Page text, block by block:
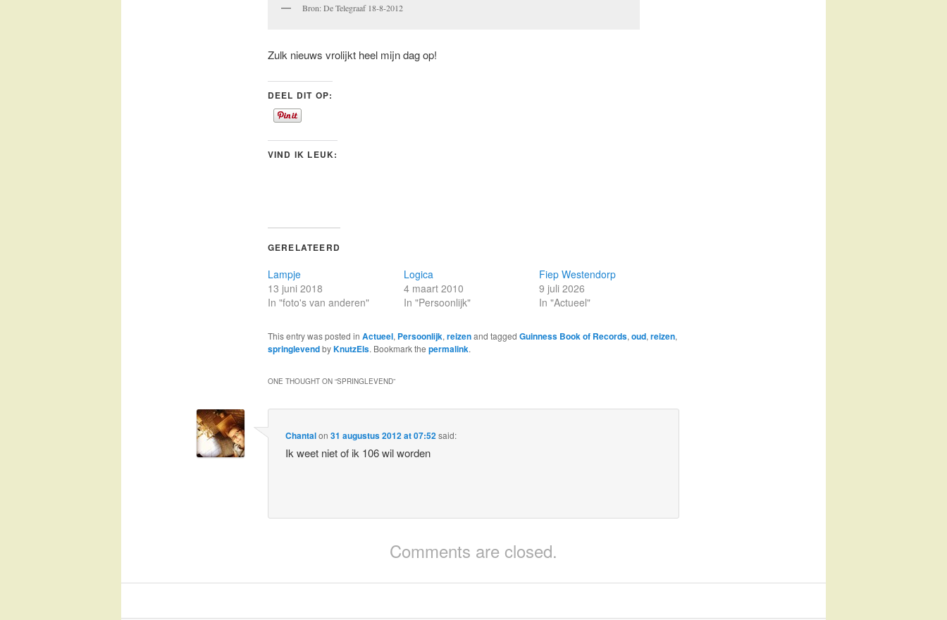
Bron: De Telegraaf 18-8-2012
Zulk nieuws vrolijkt heel mijn dag op!
DEEL DIT OP:
VIND IK LEUK:
GERELATEERD
Lampje
13 juni 2018
In "foto's van anderen"
Logica
4 maart 2010
In "Persoonlijk"
Fiep Westendorp
9 juli 2026
In "Actueel"
This entry was posted in Actueel, Persoonlijk, reizenand tagged Guinness Book of Records, oud, reizen,
springlevendbyKnutzEls. Bookmark the permalink.
ONE THOUGHT ON “SPRINGLEVEND”
Chantalon31 augustus 2012 at 07:52said:
Ik weet niet of ik 106 wil worden
Comments are closed.